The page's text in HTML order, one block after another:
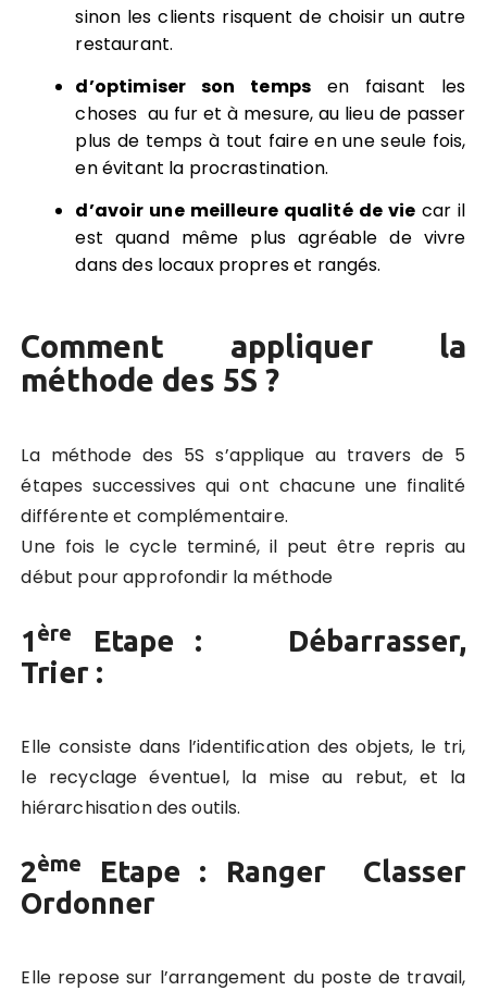
sinon les clients risquent de choisir un autre
restaurant.
d’optimiser son temps en faisant les
choses au fur et à mesure, au lieu de passer
plus de temps à tout faire en une seule fois,
en évitant la procrastination.
d’avoir une meilleure qualité de vie car il
est quand même plus agréable de vivre
dans des locaux propres et rangés.
Comment appliquer la
méthode des 5S ?
La méthode des 5S s’applique au travers de 5
étapes successives qui ont chacune une finalité
différente et complémentaire.
Une fois le cycle terminé, il peut être repris au
début pour approfondir la méthode
1ère
Etape : Débarrasser,
Trier :
Elle consiste dans l’identification des objets, le tri,
le recyclage éventuel, la mise au rebut, et la
hiérarchisation des outils.
2ème
Etape : Ranger Classer
Ordonner
Elle repose sur l’arrangement du poste de travail,